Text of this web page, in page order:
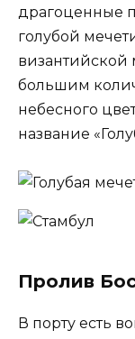
драгоценные
голубой
большим
небесного
название
Пролив
В порту есть